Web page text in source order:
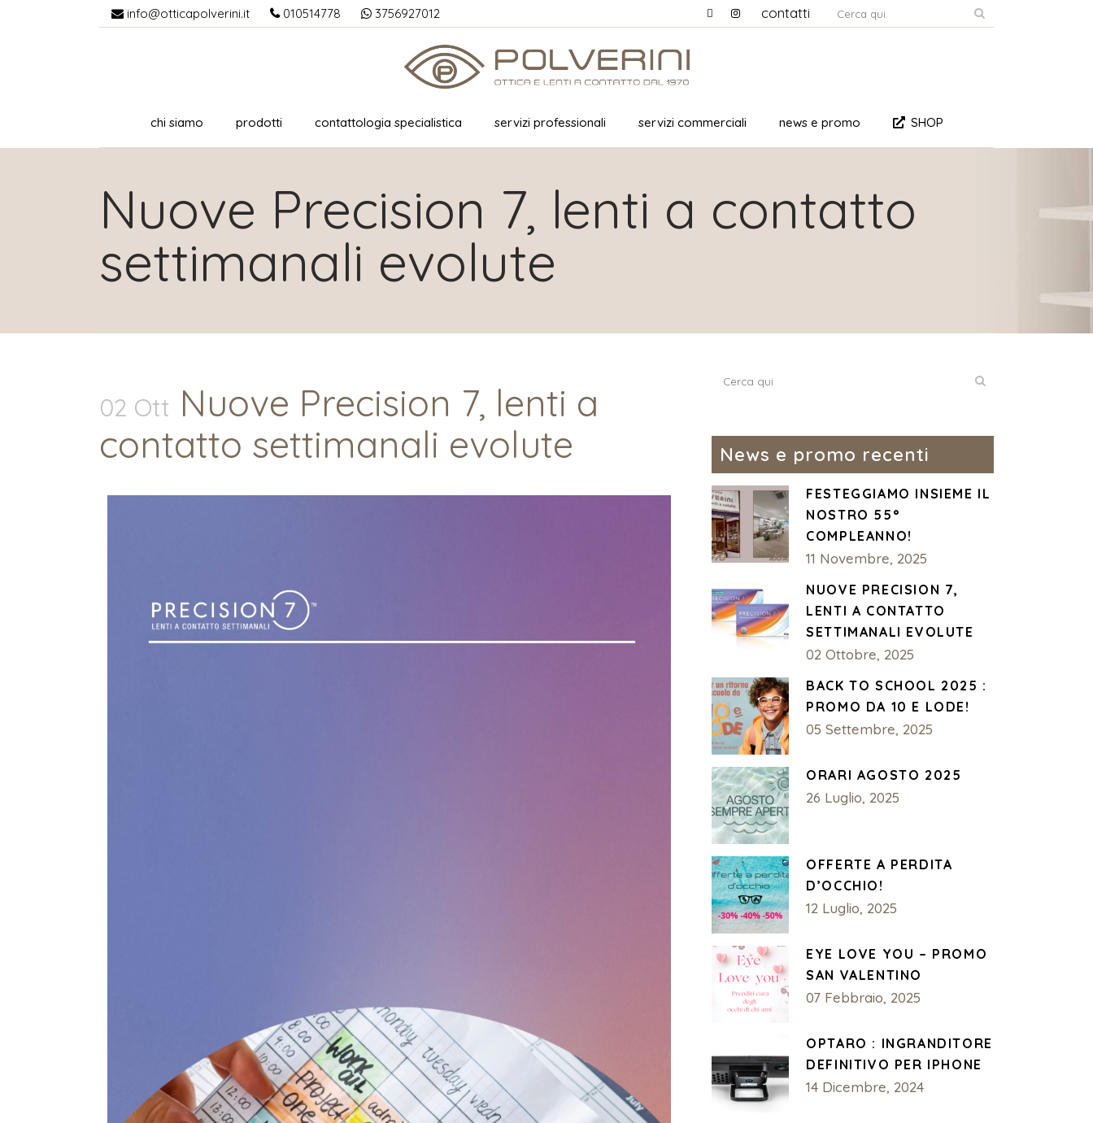
info@otticapolverini.it 010514778 3756927012 contatti
chi siamo prodotti contattologia specialistica servizi professionali servizi commerciali news e promo SHOP
Nuove Precision 7, lenti a contatto
settimanali evolute
02 Ott Nuove Precision 7, lenti a
contatto settimanali evolute
News e promo recenti
FESTEGGIAMO INSIEME IL
NOSTRO 55°
COMPLEANNO!
11 Novembre, 2025
NUOVE PRECISION 7,
LENTI A CONTATTO
SETTIMANALI EVOLUTE
02 Ottobre, 2025
BACK TO SCHOOL 2025 :
PROMO DA 10 E LODE!
05 Settembre, 2025
ORARI AGOSTO 2025
26 Luglio, 2025
OFFERTE A PERDITA
D’OCCHIO!
12 Luglio, 2025
EYE LOVE YOU – PROMO
SAN VALENTINO
07 Febbraio, 2025
OPTARO : INGRANDITORE
DEFINITIVO PER IPHONE
14 Dicembre, 2024